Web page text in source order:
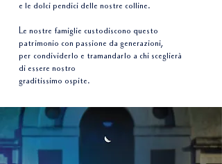
e le dolci pendici delle nostre colline.
Le nostre famiglie custodiscono questo
patrimonio con passione da generazioni,
per condividerlo e tramandarlo a chi sceglierà
di essere nostro
graditissimo ospite.